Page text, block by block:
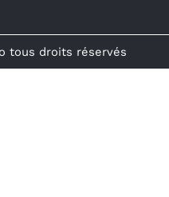
tous droits réservés